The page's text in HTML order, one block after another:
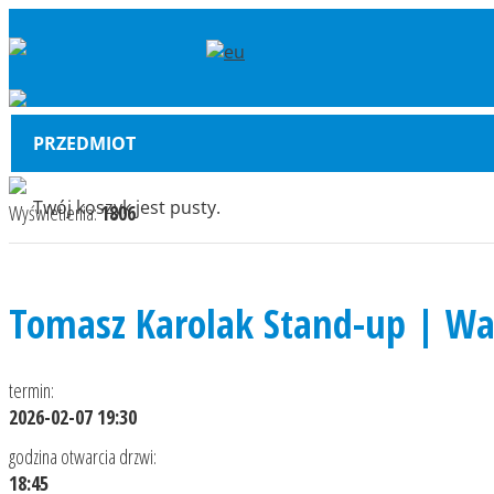
PRZEDMIOT
Twój koszyk jest pusty.
Wyświetlenia:1806
Tomasz Karolak Stand-up |
termin:
2026-02-07 19:30
godzina otwarcia drzwi:
18:45